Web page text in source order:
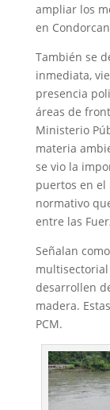
ampliar los
en
También se
inmediata,
presencia
áreas de
Ministerio
materia
se vio la
puertos en el
normativo
entre las
Señalan
desarrollen
madera.
PCM.